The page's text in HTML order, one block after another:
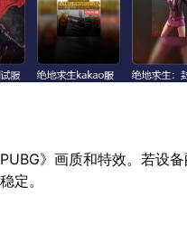
》画质和特效。若设备
定。